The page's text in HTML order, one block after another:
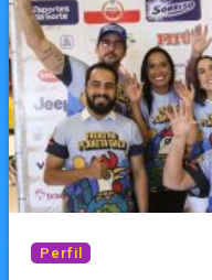
Perfil